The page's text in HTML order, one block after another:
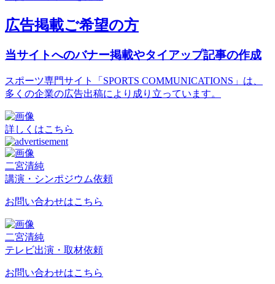
広告掲載ご希望の方
当サイトへのバナー掲載やタイアップ記事の作成
スポーツ専門サイト「SPORTS COMMUNICATIONS」は、
多くの企業の広告出稿により成り立っています。
詳しくはこちら
二宮清純
講演・シンポジウム依頼
お問い合わせはこちら
二宮清純
テレビ出演・取材依頼
お問い合わせはこちら